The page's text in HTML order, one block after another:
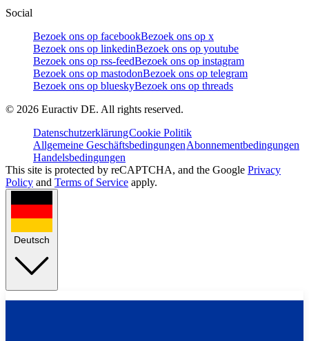
Social
Bezoek ons op facebookBezoek ons op x
Bezoek ons op linkedinBezoek ons op youtube
Bezoek ons op rss-feedBezoek ons op instagram
Bezoek ons op mastodonBezoek ons op telegram
Bezoek ons op blueskyBezoek ons op threads
© 2026 Euractiv DE. All rights reserved.
DatenschutzerklärungCookie Politik
Allgemeine GeschäftsbedingungenAbonnementbedingungen
Handelsbedingungen
This site is protected by reCAPTCHA, and the Google Privacy
Policy and Terms of Service apply.
Deutsch